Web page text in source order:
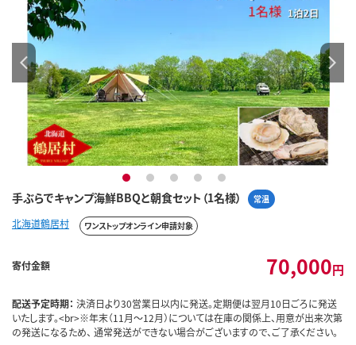
手ぶらでキャンプ海鮮BBQと朝食セット（1名様） 常温
1 2 3 4 5
北海道鶴居村 ワンストップオンライン申請対象
寄付金額 70,000円
配送予定時期： 決済日より30営業日以内に発送。定期便は翌月10日ごろに発送
いたします。<br>※年末（11月～12月）については在庫の関係上、用意が出来次第
の発送になるため、 通常発送ができない場合がございますので、ご了承ください。